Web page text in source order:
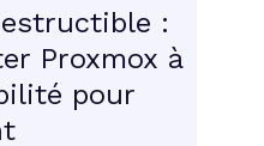
:
Proxmox à
pour